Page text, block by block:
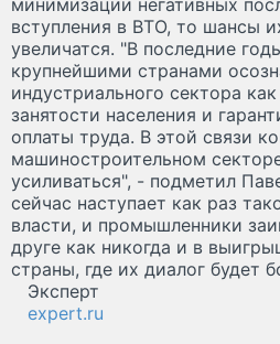
минимизации негативных
вступления в ВТО, то шансы
увеличатся. "В последние
крупнейшими странами
индустриального сектора
занятости населения и
оплаты труда. В этой связи
машиностроительном
усиливаться", - подметил
сейчас наступает как раз
власти, и промышленники
друге как никогда и в
страны, где их диалог будет
Эксперт
expert.ru